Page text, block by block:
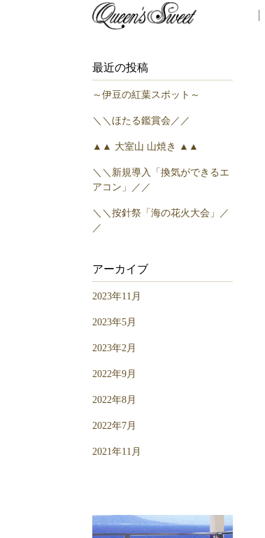
最近の投稿
～伊豆の紅葉スポット～
＼＼ほたる鑑賞会／／
▲▲ 大室山 山焼き ▲▲
＼＼新規導入「換気ができるエ
アコン」／／
＼＼按針祭「海の花火大会」／
／
アーカイブ
2023年11月
2023年5月
2023年2月
2022年9月
2022年8月
2022年7月
2021年11月